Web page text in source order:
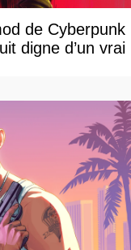
de Cyberpunk
digne d’un vrai